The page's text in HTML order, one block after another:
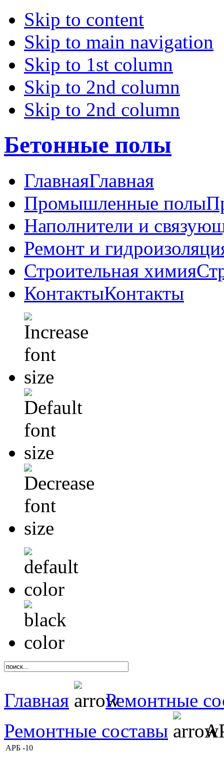
Skip to content
Skip to main navigation
Skip to 1st column
Skip to 2nd column
Skip to 2nd column
Бетонные полы
ГлавнаяГлавная
Промышленные полы
Наполнители и
Ремонт и
Строительная химия
КонтактыКонтакты
Главная
Ремонтные
Ремонтные составы
АРБ -10